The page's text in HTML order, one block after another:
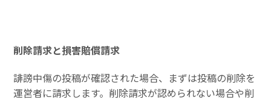
削除請求と損害賠償請求
誹謗中傷の投稿が確認された場合、まずは投稿の削除を
運営者に請求します。削除請求が認められない場合や削